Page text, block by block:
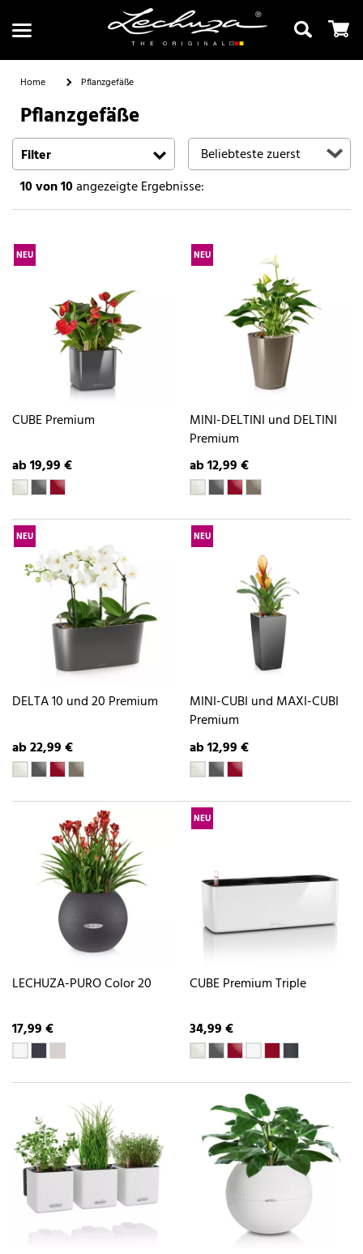
Suchen
Home Pflanzgefäße
Pflanzgefäße
Filter
10von 10angezeigte Ergebnisse:
NEU
CUBE Premium
ab 19,99 €
NEU
MINI-DELTINI und DELTINI
Premium
ab 12,99 €
NEU
DELTA 10 und 20 Premium
ab 22,99 €
NEU
MINI-CUBI und MAXI-CUBI
Premium
ab 12,99 €
LECHUZA-PURO Color 20
17,99 €
NEU
CUBE Premium Triple
34,99 €